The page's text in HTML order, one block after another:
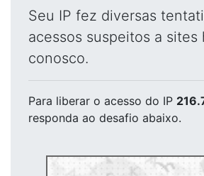
Seu IP fez diversas
acessos suspeitos a sites
conosco.
Para liberar o acesso do IP
responda ao desafio abaixo.